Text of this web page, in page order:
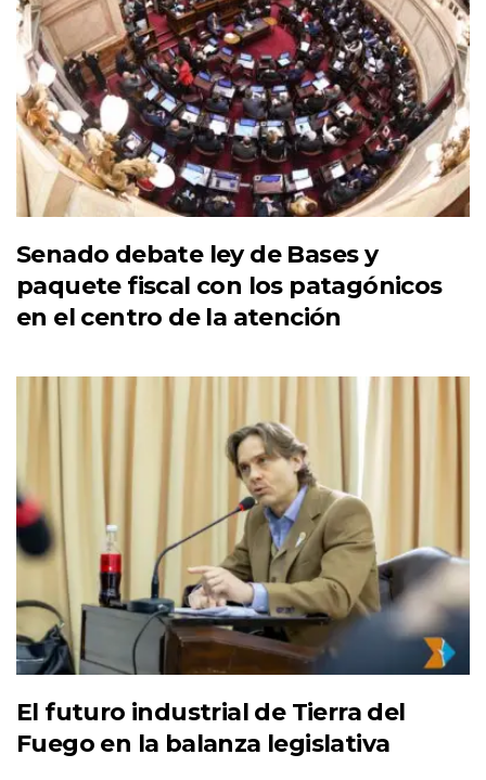
Senado debate ley de Bases y
paquete fiscal con los patagónicos
en el centro de la atención
El futuro industrial de Tierra del
Fuego en la balanza legislativa